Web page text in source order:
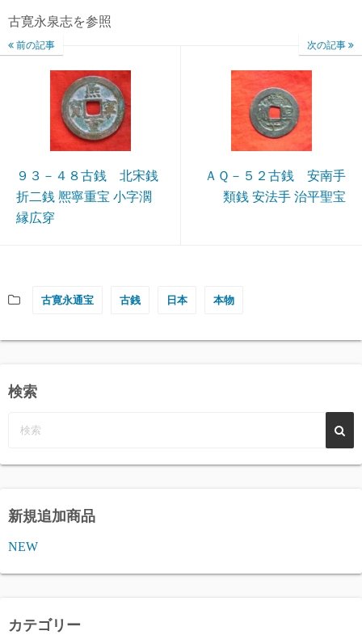
古寛永泉志を参照
前の記事
９３－４８古銭 北宋銭
折二銭 熈寧重宝 小字濶
縁広穿
次の記事
ＡＱ－５２古銭 安南手
類銭 安法手 治平聖宝
古寛永通宝 古銭 日本 本物
検索
新規追加商品
NEW
カテゴリー